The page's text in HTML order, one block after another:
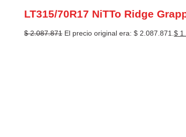
LT315/70R17 NiTTo Ridge
$2.087.871 El precio original era: $ 2.087.871.$